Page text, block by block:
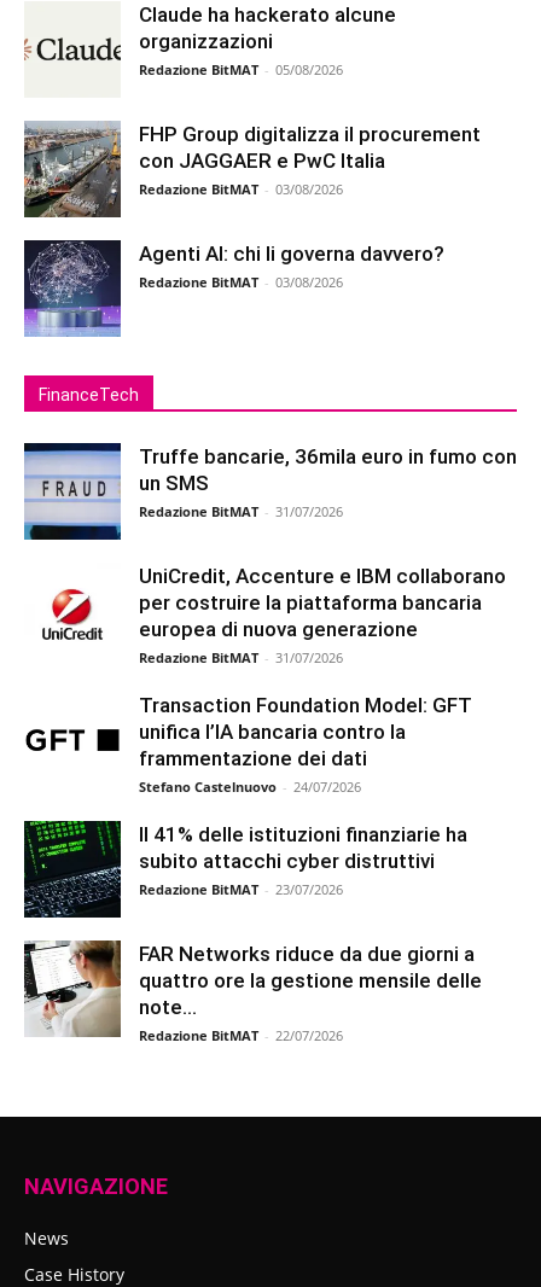
Claude ha hackerato alcune
organizzazioni
Redazione BitMAT - 05/08/2026
FHP Group digitalizza il procurement
con JAGGAER e PwC Italia
Redazione BitMAT - 03/08/2026
Agenti AI: chi li governa davvero?
Redazione BitMAT - 03/08/2026
FinanceTech
Truffe bancarie, 36mila euro in fumo con
un SMS
Redazione BitMAT - 31/07/2026
UniCredit, Accenture e IBM collaborano
per costruire la piattaforma bancaria
europea di nuova generazione
Redazione BitMAT - 31/07/2026
Transaction Foundation Model: GFT
unifica l’IA bancaria contro la
frammentazione dei dati
Stefano Castelnuovo - 24/07/2026
Il 41% delle istituzioni finanziarie ha
subito attacchi cyber distruttivi
Redazione BitMAT - 23/07/2026
FAR Networks riduce da due giorni a
quattro ore la gestione mensile delle
note...
Redazione BitMAT - 22/07/2026
NAVIGAZIONE
News
Case History